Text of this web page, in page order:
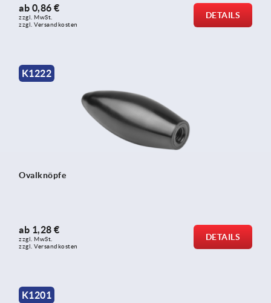
ab 0,86 €
zzgl. MwSt.
zzgl. Versandkosten
DETAILS
K1222
Ovalknöpfe
ab 1,28 €
zzgl. MwSt.
zzgl. Versandkosten
DETAILS
K1201